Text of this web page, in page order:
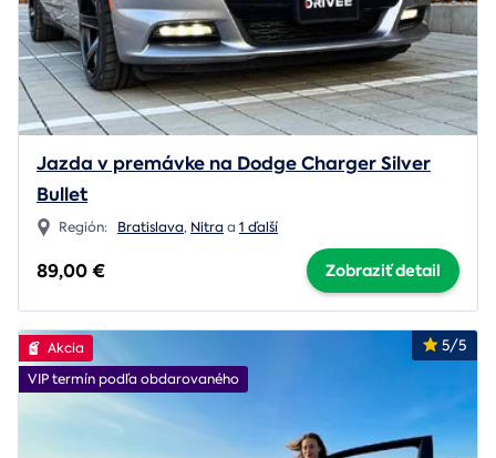
Jazda v premávke na Dodge Charger Silver
Bullet
Región: Bratislava, Nitra a 1 ďalší
89,00 € Zobraziť detail
5/5
Akcia
VIP termín podľa obdarovaného